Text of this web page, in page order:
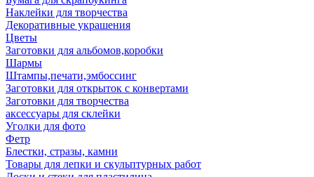
Наклейки для творчества
Декоративные украшения
Цветы
Заготовки для альбомов,коробки
Шармы
Штампы,печати,эмбоссинг
Заготовки для открыток с конвертами
Заготовки для творчества
аксессуары для склейки
Уголки для фото
Фетр
Блестки, стразы, камни
Товары для лепки и скульптурных работ